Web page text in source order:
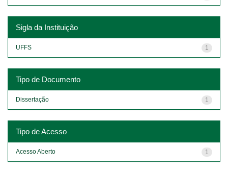
Sigla da Instituição
1
UFFS
Tipo de Documento
1
Dissertação
Tipo de Acesso
1
Acesso Aberto